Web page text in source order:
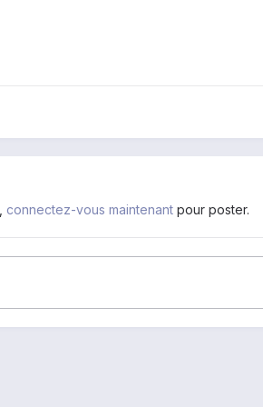
connectez-vous maintenant pour poster.